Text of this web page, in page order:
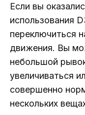
Если вы
использования
переключиться
движения. Вы
небольшой
увеличиваться
совершенно
нескольких